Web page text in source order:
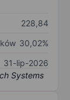
228,84
30,02%
31-lip-2026